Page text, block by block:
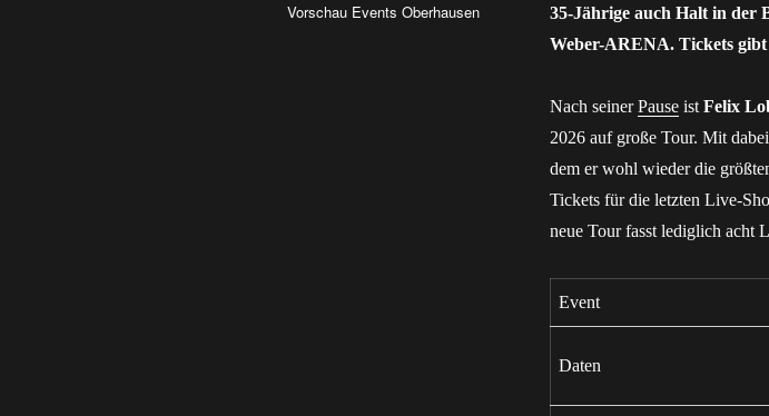
35-Jährige auch Halt in der
Weber-ARENA. Tickets
Nach seinerPause istFelix
2026 auf große Tour. Mit
dem er wohl wieder die
Tickets für die letzten Live-
neue Tour fasst lediglich acht
Event
Daten
Vorschau Events Oberhausen